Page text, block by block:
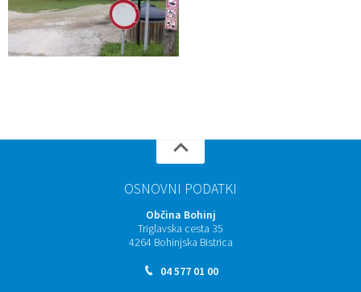
OSNOVNI PODATKI
Občina Bohinj
Triglavska cesta 35
4264 Bohinjska Bistrica
04 577 01 00